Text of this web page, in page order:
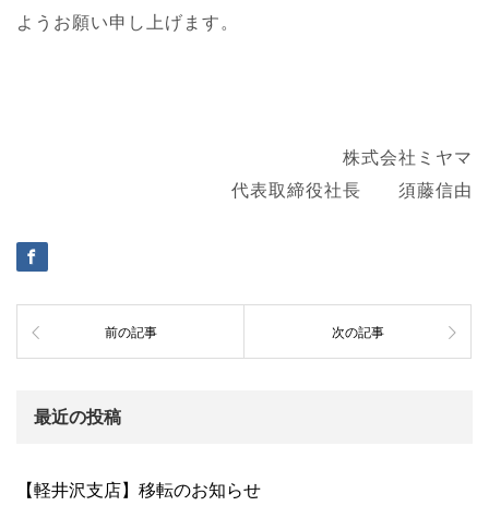
ようお願い申し上げます。
株式会社ミヤマ
代表取締役社長 須藤信由
前の記事 次の記事
最近の投稿
【軽井沢支店】移転のお知らせ